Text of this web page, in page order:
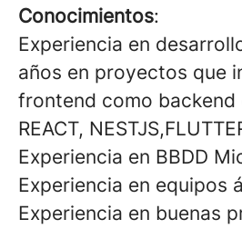
Conocimientos:
Experiencia en
años en proyectos que
frontend como backend
REACT,
Experiencia en BBDD
Experiencia en equipos
Experiencia en buenas